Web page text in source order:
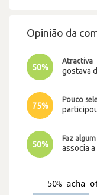
Opinião da
50%
Atractiva
gostava
75%
Pouco
50%
Faz
associa